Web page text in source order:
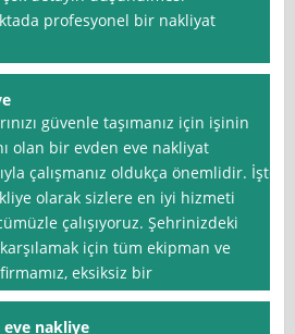
profesyonel bir nakliyat
güvenle taşımanız için işinin
olan bir evden eve nakliyat
çalışmanız oldukça önemlidir. İşte
olarak sizlere en iyi hizmeti
çalışıyoruz. Şehrinizdeki
için tüm ekipman ve
eksiksiz bir
eve nakliye